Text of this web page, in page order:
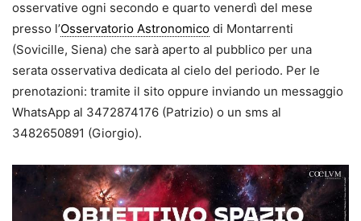
osservative ogni secondo e quarto venerdì del mese
presso l’Osservatorio Astronomico di Montarrenti
(Sovicille, Siena) che sarà aperto al pubblico per una
serata osservativa dedicata al cielo del periodo. Per le
prenotazioni: tramite il sito oppure inviando un messaggio
WhatsApp al 3472874176 (Patrizio) o un sms al
3482650891 (Giorgio).